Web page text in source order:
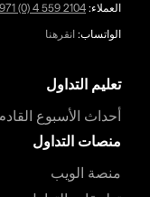
العملاء: (0) 4 559 2104
الواتساب: انقرهنا
تعليم التداول
أحداث الأسبوع
منصات التداول
منصة الويب